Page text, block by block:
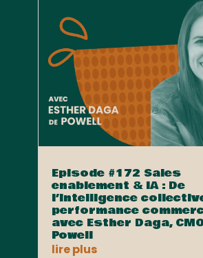
Episode #172 Sales
enablement & IA : De
l’intelligence
performance
avec Esther Daga,
Powell
lire plus